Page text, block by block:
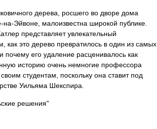
дерева, росшего во дворе дома
Эйвоне, малоизвестна широкой публике.
представляет увлекательный
как это дерево превратилось в один из самых
почему его удаление расценивалось как
историю очень немногие профессора
студентам, поскольку она ставит под
Уильяма Шекспира.
решения"